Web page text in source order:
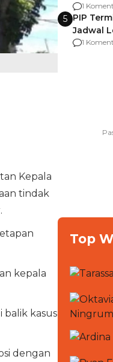
Kepala
tindak
kepala
kasus
dengan
Usai Jadi
1
5 PIP
Jadwal
agar
1
Top